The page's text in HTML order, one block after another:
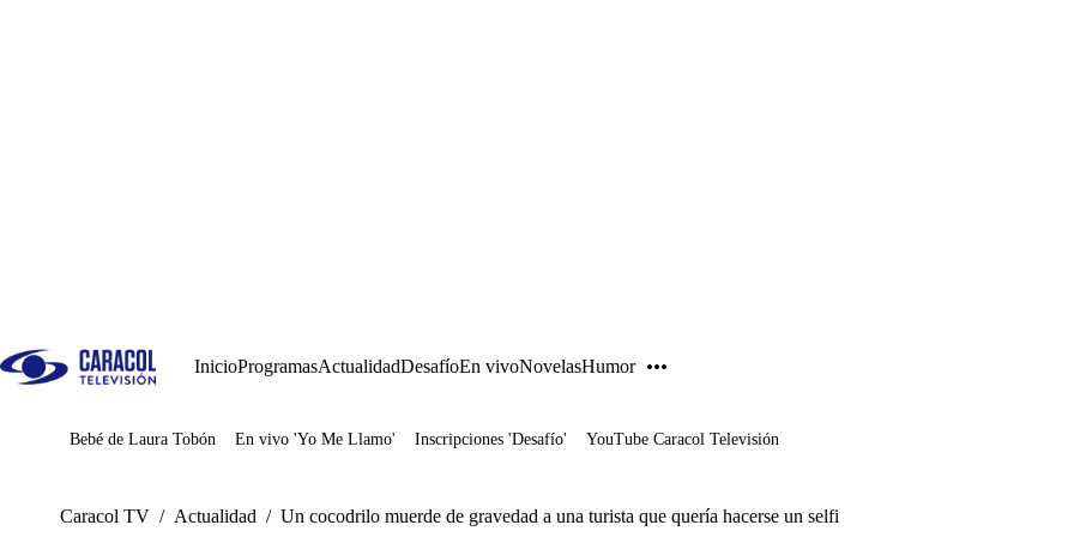
InicioProgramasActualidadDesafíoEn vivoNovelasHumor
Juegos
Bebé de Laura Tobón En vivo 'Yo Me Llamo' Inscripciones 'Desafío' YouTube Caracol Televisión
Caracol TV / Actualidad / Un cocodrilo muerde de gravedad a una turista que quería hacerse un selfi